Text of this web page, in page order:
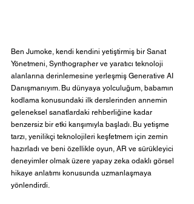
Ben Jumoke, kendi kendini yetiştirmiş bir Sanat
Yönetmeni, Synthographer ve yaratıcı teknoloji
alanlarına derinlemesine yerleşmiş Generative AI
Danışmanıyım. Bu dünyaya yolculuğum, babamın
kodlama konusundaki ilk derslerinden annemin
geleneksel sanatlardaki rehberliğine kadar
benzersiz bir etki karışımıyla başladı. Bu yetişme
tarzı, yenilikçi teknolojileri keşfetmem için zemin
hazırladı ve beni özellikle oyun, AR ve sürükleyici
deneyimler olmak üzere yapay zeka odaklı görsel
hikaye anlatımı konusunda uzmanlaşmaya
yönlendirdi.